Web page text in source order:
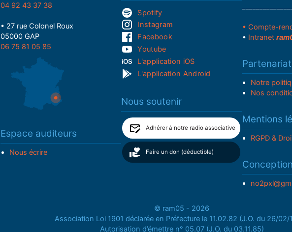
04 92 43 37 38
• 27 rue Colonel Roux
05000 GAP
06 75 81 05 85
Espace auditeurs
Nous écrire
Spotify
Instagram
Facebook
Youtube
L'application iOS
L'application Android
Nous soutenir
Adhérer à notre radio associative
Faire un don (déductible)
• Compte-
• Intranet
Notre
Nos
Mentions
RGPD &
© ram05 - 2026
Association Loi 1901 déclarée en Préfecture le 11.02.82 (J.O. du 26/02/
Autorisation d’émettre n° 05.07 (J.O. du 03.11.85)